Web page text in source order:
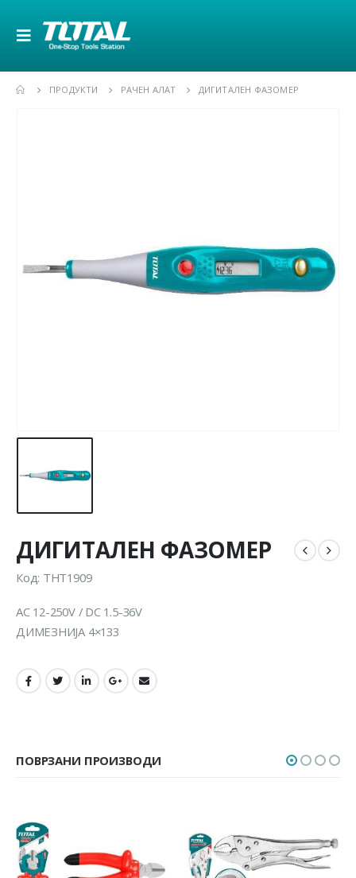
ПРОДУКТИ РАЧЕН АЛАТ ДИГИТАЛЕН ФАЗОМЕР
ДИГИТАЛЕН ФАЗОМЕР
Код: THT1909
AC 12-250V / DC 1.5-36V
ДИМЕЗНИЈА 4×133
ПОВРЗАНИ ПРОИЗВОДИ